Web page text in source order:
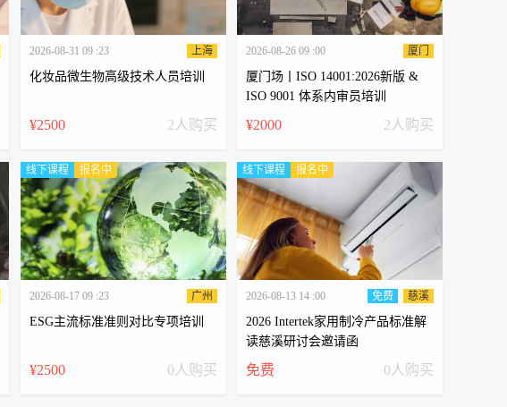
2026-08-31 09 :23 上海
化妆品微生物高级技术人员培训
¥2500 2人购买
2026-08-26 09 :00 厦门
厦门场丨ISO 14001:2026新版 &
ISO 9001 体系内审员培训
¥2000 2人购买
线下课程 报名中
2026-08-17 09 :23 广州
ESG主流标准准则对比专项培训
¥2500 0人购买
线下课程 报名中
2026-08-13 14 :00 慈溪
免费
2026 Intertek家用制冷产品标准解
读慈溪研讨会邀请函
免费 0人购买